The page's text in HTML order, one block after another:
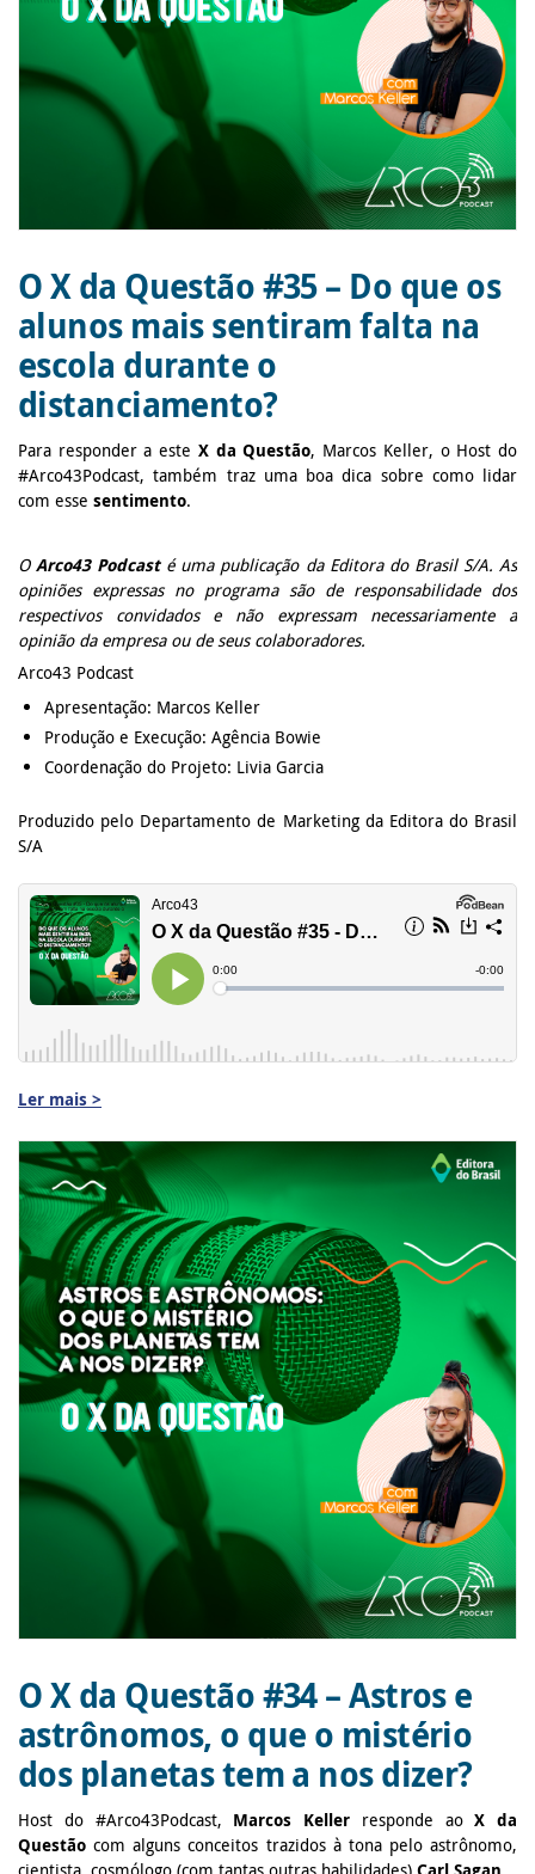
O X da Questão #35 – Do que os
alunos mais sentiram falta na
escola durante o
distanciamento?
Para responder a este X da Questão, Marcos Keller, o Host do
#Arco43Podcast, também traz uma boa dica sobre como lidar
com esse sentimento.
OArco43 Podcasté uma publicação da Editora do Brasil S/A. As
opiniões expressas no programa são de responsabilidade dos
respectivos convidados e não expressam necessariamente a
opinião da empresa ou de seus colaboradores.
Arco43 Podcast
Apresentação: Marcos Keller
Produção e Execução: Agência Bowie
Coordenação do Projeto: Livia Garcia
Produzido pelo Departamento de Marketing da Editora do Brasil
S/A
Ler mais >
O X da Questão #34 – Astros e
astrônomos, o que o mistério
dos planetas tem a nos dizer?
Host do #Arco43Podcast, Marcos Keller responde aoX da
Questão com alguns conceitos trazidos à tona pelo astrônomo,